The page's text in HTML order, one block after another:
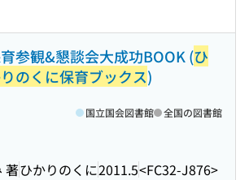
参観&懇談会大成功BOOK (ひ
のくに保育ブックス)
著ひかりのくに2011.5<FC32-J876>
国立国会図書館 全国の図書館